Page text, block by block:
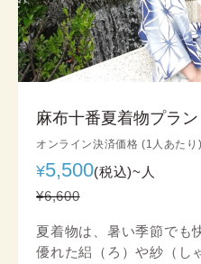
麻布十番夏着物プラン
オンライン決済価格 (1人あたり)
¥5,500(税込)~ 人
¥6,600
夏着物は、暑い季節でも
優れた絽（ろ）や紗（し